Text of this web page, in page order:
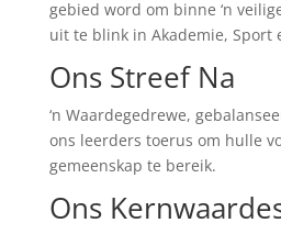
gebied word om binne ‘n
uit te blink in Akademie, Sport
Ons Streef Na
‘n Waardegedrewe,
ons leerders toerus om hulle
gemeenskap te bereik.
Ons